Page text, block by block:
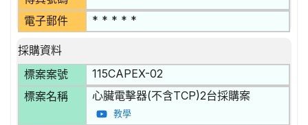
電子郵件 * * * * *
採購資料
標案案號
115CAPEX-02
標案名稱 心臟電擊器(不含TCP)2台採購案
教學